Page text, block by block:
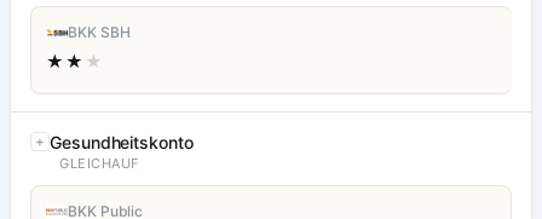
BKK SBH
★★ ★
Gesundheitskonto
GLEICHAUF
BKK Public